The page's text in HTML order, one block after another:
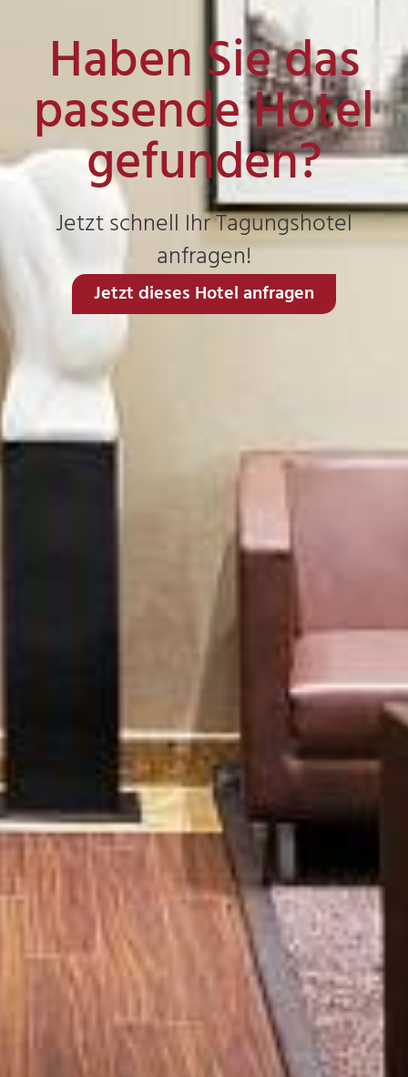
Haben Sie das
passende Hotel
gefunden?
Jetzt schnell Ihr Tagungshotel
anfragen!
Jetzt dieses Hotel anfragen